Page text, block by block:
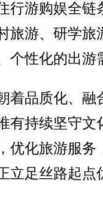
行游购娱全链
旅游、研学旅
个性化的出游
品质化、融
有持续坚守文
优化旅游服务
立足丝路起点